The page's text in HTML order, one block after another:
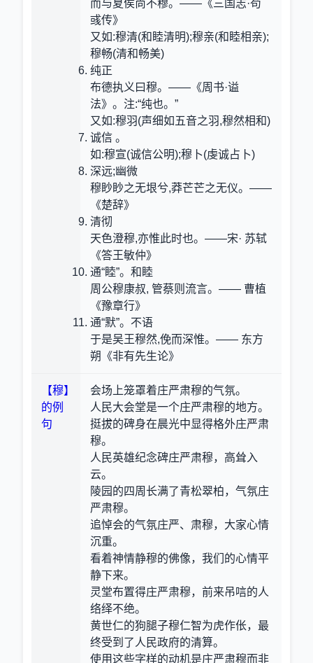
而与夏侯尚不穆。——《三国志·苟
彧传》
又如:穆清(和睦清明);穆亲(和睦相亲);
穆畅(清和畅美)
纯正
布德执义曰穆。——《周书·谥
法》。注:“纯也。”
又如:穆羽(声细如五音之羽,穆然相和)
诚信 。
如:穆宣(诚信公明);穆卜(虔诚占卜)
深远;幽微
穆眇眇之无垠兮,莽芒芒之无仪。——
《楚辞》
清彻
天色澄穆,亦惟此时也。——宋· 苏轼
《答王敏仲》
通“睦”。和睦
周公穆康叔, 管蔡则流言。—— 曹植
《豫章行》
通“默”。不语
于是吴王穆然,俛而深惟。—— 东方
朔《非有先生论》
【穆】
的例
句
会场上笼罩着庄严肃穆的气氛。
人民大会堂是一个庄严肃穆的地方。
挺拔的碑身在晨光中显得格外庄严肃
穆。
人民英雄纪念碑庄严肃穆，高耸入
云。
陵园的四周长满了青松翠柏，气氛庄
严肃穆。
追悼会的气氛庄严、肃穆，大家心情
沉重。
看着神情静穆的佛像，我们的心情平
静下来。
灵堂布置得庄严肃穆，前来吊唁的人
络绎不绝。
黄世仁的狗腿子穆仁智为虎作伥，最
终受到了人民政府的清算。
使用这些字样的动机是庄严肃穆而非